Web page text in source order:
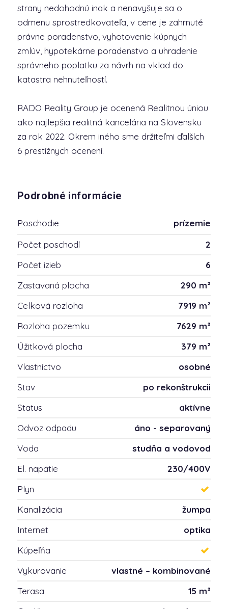
strany nedohodnú inak a nenavyšuje sa o
odmenu sprostredkovateľa, v cene je zahrnuté
právne poradenstvo, vyhotovenie kúpnych
zmlúv, hypotekárne poradenstvo a uhradenie
správneho poplatku za návrh na vklad do
katastra nehnuteľností.
RADO Reality Group je ocenená Realitnou úniou
ako najlepšia realitná kancelária na Slovensku
za rok 2022. Okrem iného sme držiteľmi ďalších
6 prestížnych ocenení.
Podrobné informácie
Poschodie
prízemie
Počet poschodí
2
Počet izieb
6
Zastavaná plocha
290 m²
Celková rozloha
7919 m²
Rozloha pozemku
7629 m²
Úžitková plocha
379 m²
Vlastníctvo
osobné
Stav
po rekonštrukcii
Status
aktívne
Odvoz odpadu
áno - separovaný
Voda
studňa a vodovod
El. napätie
230/400V
Plyn
Kanalizácia
žumpa
Internet
optika
Kúpeľňa
Vykurovanie
vlastné – kombinované
Terasa
15 m²